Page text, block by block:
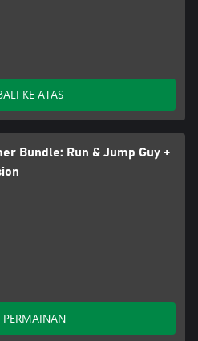
KE ATAS
Bundle: Run & Jump Guy +
PERMAINAN